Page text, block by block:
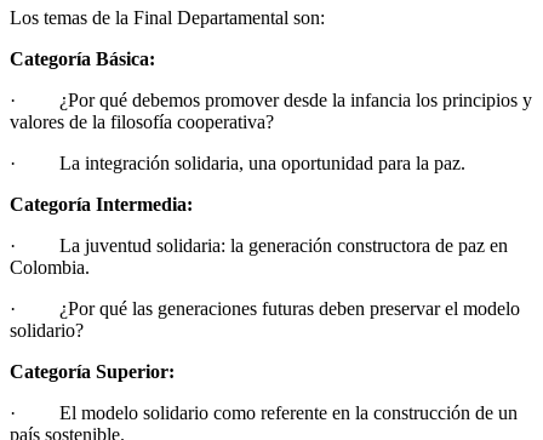
Los temas de la Final Departamental son:
Categoría Básica:
· ¿Por qué debemos promover desde la infancia los principios y
valores de la filosofía cooperativa?
· La integración solidaria, una oportunidad para la paz.
Categoría Intermedia:
· La juventud solidaria: la generación constructora de paz en
Colombia.
· ¿Por qué las generaciones futuras deben preservar el modelo
solidario?
Categoría Superior:
· El modelo solidario como referente en la construcción de un
país sostenible.